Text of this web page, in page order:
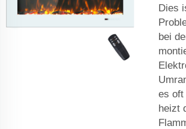
Dies
bei
es oft
heizt